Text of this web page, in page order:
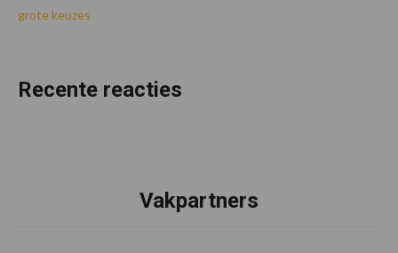
grote keuzes
Recente reacties
Vakpartners